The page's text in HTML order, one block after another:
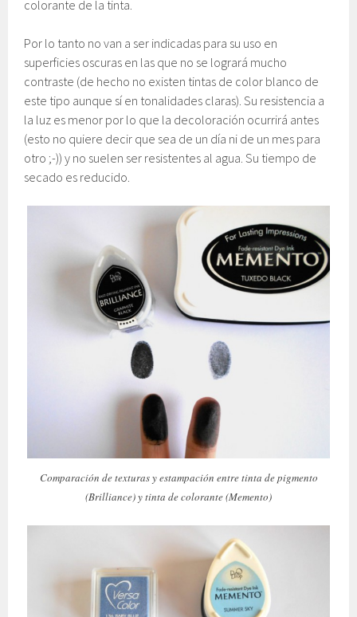
colorante de la tinta.
Por lo tanto no van a ser indicadas para su uso en
superficies oscuras en las que no se logrará mucho
contraste (de hecho no existen tintas de color blanco de
este tipo aunque sí en tonalidades claras). Su resistencia a
la luz es menor por lo que la decoloración ocurrirá antes
(esto no quiere decir que sea de un día ni de un mes para
otro ;-)) y no suelen ser resistentes al agua. Su tiempo de
secado es reducido.
Comparación de texturas y estampación entre tinta de pigmento
(Brilliance) y tinta de colorante (Memento)